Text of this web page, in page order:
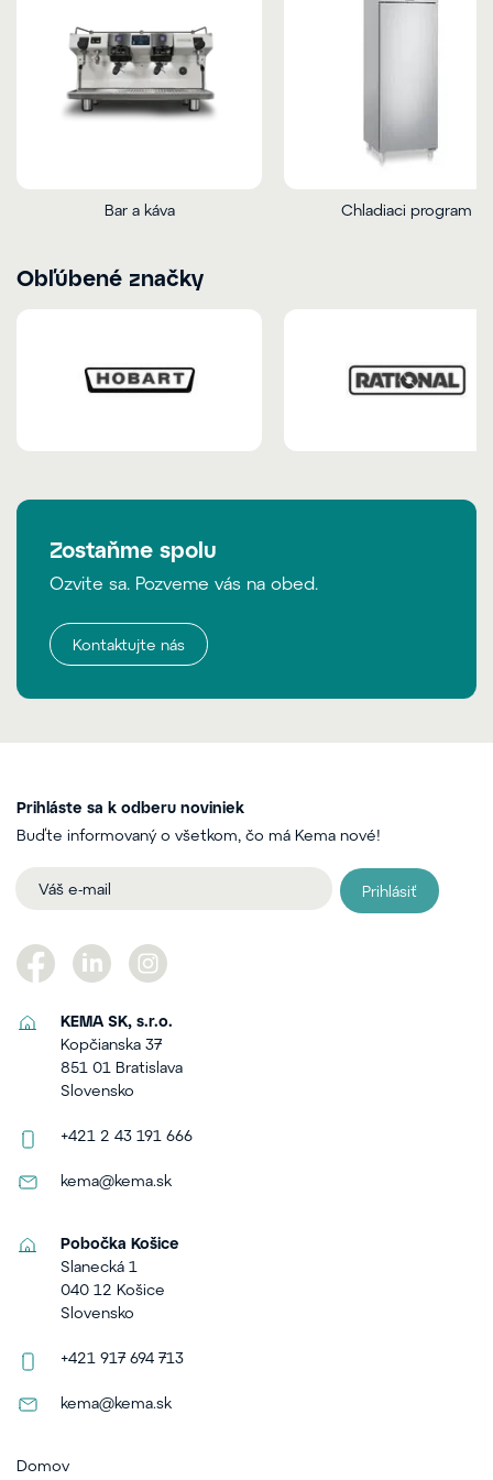
Bar a káva Chladiaci program
Obľúbené značky
Zostaňme spolu
Ozvite sa. Pozveme vás na obed.
Kontaktujte nás
Prihláste sa k odberu noviniek
Buďte informovaný o všetkom, čo má Kema nové!
Prihlásiť
KEMA SK, s.r.o.
Kopčianska 37
851 01 Bratislava
Slovensko
+421 2 43 191 666
kema@kema.sk
Pobočka Košice
Slanecká 1
040 12 Košice
Slovensko
+421 917 694 713
kema@kema.sk
Domov